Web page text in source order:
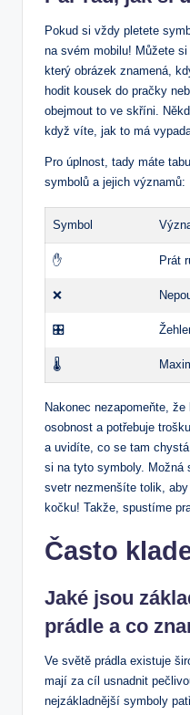
Pokud si vždy pletete
na svém mobilu! Můžete
který obrázek znamená,
hodit kousek do pračky
obejmout to ve skříni.
když víte, jak to má
Pro úplnost, tady máte
symbolů a jejich významů:
Symbol
✋ Prát
❌
🎛️
🌡️
Nakonec nezapomeňte,
osobnost a potřebuje
a uvidíte, co se tam chystá
si na tyto symboly. Možná
svetr nezmenšíte tolik,
kočku! Takže, spustíme
Často
Jaké jsou
prádle a co
Ve světě prádla existuje
mají za cíl usnadnit
nejzákladnější symboly